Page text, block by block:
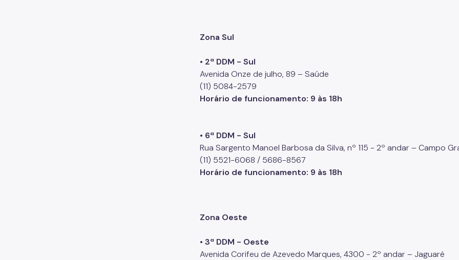
Zona Sul
• 2ª DDM - Sul
Avenida Onze de julho, 89 – Saúde
(11) 5084-2579
Horário de funcionamento: 9 às 18h
• 6ª DDM - Sul
Rua Sargento Manoel Barbosa da Silva, nº 115 - 2º andar – Campo
(11) 5521-6068 / 5686-8567
Horário de funcionamento: 9 às 18h
Zona Oeste
• 3ª DDM - Oeste
Avenida Corifeu de Azevedo Marques, 4300 - 2º andar – Jaguaré